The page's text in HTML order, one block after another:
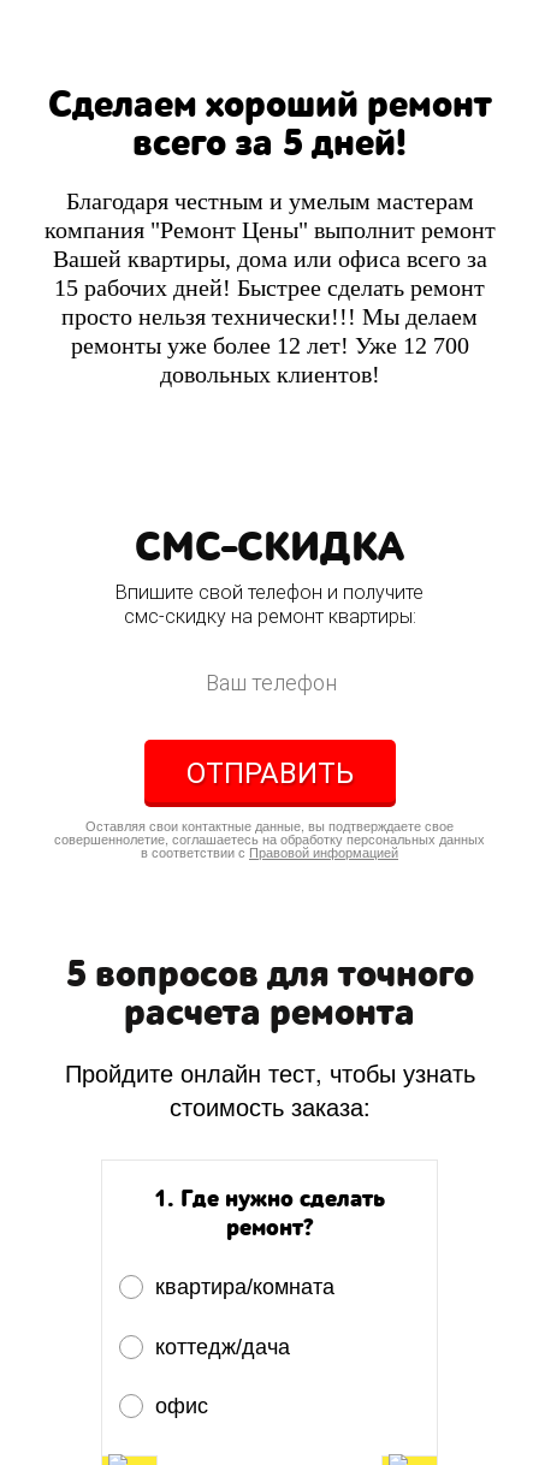
Сделаем хороший ремонт
всего за 5 дней!
Благодаря честным и умелым мастерам
компания "Ремонт Цены" выполнит ремонт
Вашей квартиры, дома или офиса всего за
15 рабочих дней! Быстрее сделать ремонт
просто нельзя технически!!! Мы делаем
ремонты уже более 12 лет! Уже 12 700
довольных клиентов!
СМС-СКИДКА
Впишите свой телефон и получите
смс-скидку на ремонт квартиры:
ОТПРАВИТЬ
Оставляя свои контактные данные, вы подтверждаете свое
совершеннолетие, соглашаетесь на обработку персональных данных
в соответствии с Правовой информацией
5 вопросов для точного
расчета ремонта
Пройдите онлайн тест, чтобы узнать
стоимость заказа:
1. Где нужно сделать
ремонт?
квартира/комната
коттедж/дача
офис